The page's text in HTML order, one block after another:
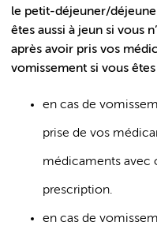
le petit-déjeuner/
êtes aussi à jeun si vous
après avoir pris vos
vomissement si vous êtes
en cas de
prise de vos
médicaments avec
prescription.
en cas de